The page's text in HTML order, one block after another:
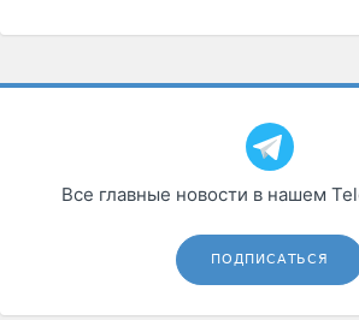
Все главные новости в нашем
ПОДПИСАТЬСЯ